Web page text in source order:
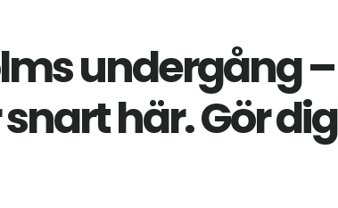
undergång –
här. Gör dig